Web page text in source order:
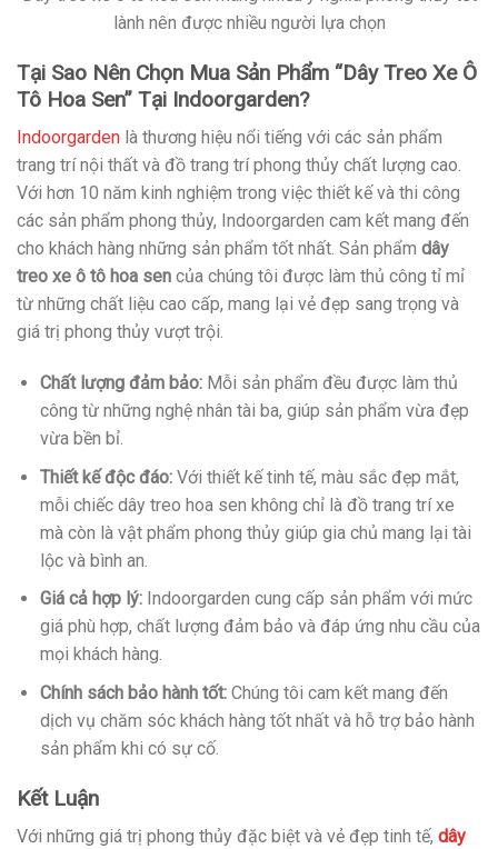
lành nên được nhiều người lựa chọn
Tại Sao Nên Chọn Mua Sản Phẩm “Dây Treo Xe Ô
Tô Hoa Sen” Tại Indoorgarden?
Indoorgarden là thương hiệu nổi tiếng với các sản phẩm
trang trí nội thất và đồ trang trí phong thủy chất lượng cao.
Với hơn 10 năm kinh nghiệm trong việc thiết kế và thi công
các sản phẩm phong thủy, Indoorgarden cam kết mang đến
cho khách hàng những sản phẩm tốt nhất. Sản phẩm dây
treo xe ô tô hoa sen của chúng tôi được làm thủ công tỉ mỉ
từ những chất liệu cao cấp, mang lại vẻ đẹp sang trọng và
giá trị phong thủy vượt trội.
Chất lượng đảm bảo:Mỗi sản phẩm đều được làm thủ
công từ những nghệ nhân tài ba, giúp sản phẩm vừa đẹp
vừa bền bỉ.
Thiết kế độc đáo:Với thiết kế tinh tế, màu sắc đẹp mắt,
mỗi chiếc dây treo hoa sen không chỉ là đồ trang trí xe
mà còn là vật phẩm phong thủy giúp gia chủ mang lại tài
lộc và bình an.
Giá cả hợp lý:Indoorgarden cung cấp sản phẩm với mức
giá phù hợp, chất lượng đảm bảo và đáp ứng nhu cầu của
mọi khách hàng.
Chính sách bảo hành tốt:Chúng tôi cam kết mang đến
dịch vụ chăm sóc khách hàng tốt nhất và hỗ trợ bảo hành
sản phẩm khi có sự cố.
Kết Luận
Với những giá trị phong thủy đặc biệt và vẻ đẹp tinh tế, dây